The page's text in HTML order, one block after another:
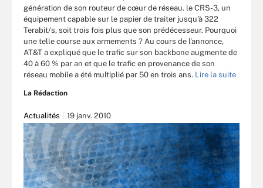
génération de son routeur de cœur de réseau. le CRS-3, un
équipement capable sur le papier de traiter jusqu'à 322
Terabit/s, soit trois fois plus que son prédécesseur. Pourquoi
une telle course aux armements ? Au cours de l'annonce,
AT&T a expliqué que le trafic sur son backbone augmente de
40 à 60 % par an et que le trafic en provenance de son
réseau mobile a été multiplié par 50 en trois ans. Lire la suite
La Rédaction
Actualités 19 janv. 2010